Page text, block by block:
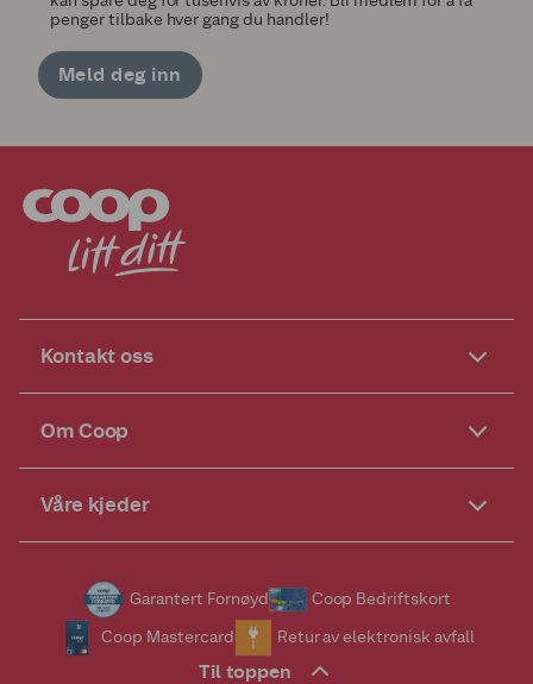
penger tilbake hver gang du handler!
Meld deg inn
Kontakt oss
Om Coop
Våre kjeder
Garantert Fornøyd
Coop Bedriftskort
Coop Mastercard
Retur av elektronisk avfall
Til toppen